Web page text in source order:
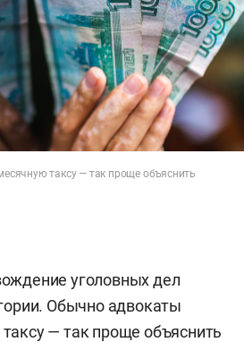
таксу — так проще объяснить
уголовных дел
Обычно адвокаты
— так проще объяснить